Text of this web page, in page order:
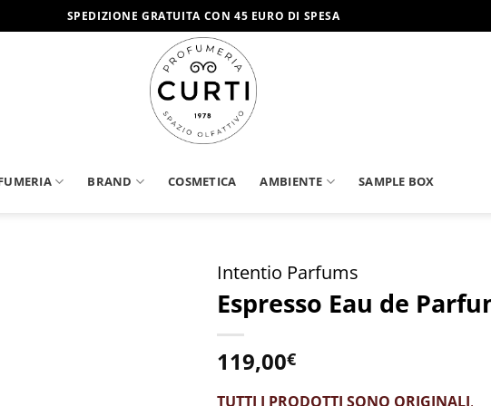
SPEDIZIONE GRATUITA CON 45 EURO DI SPESA
BRAND COSMETICA AMBIENTE SAMPLE BOX
Intentio Parfums
Espresso Eau de
119,00€
TUTTI I PRODOTTI SONO ORIGINALI.